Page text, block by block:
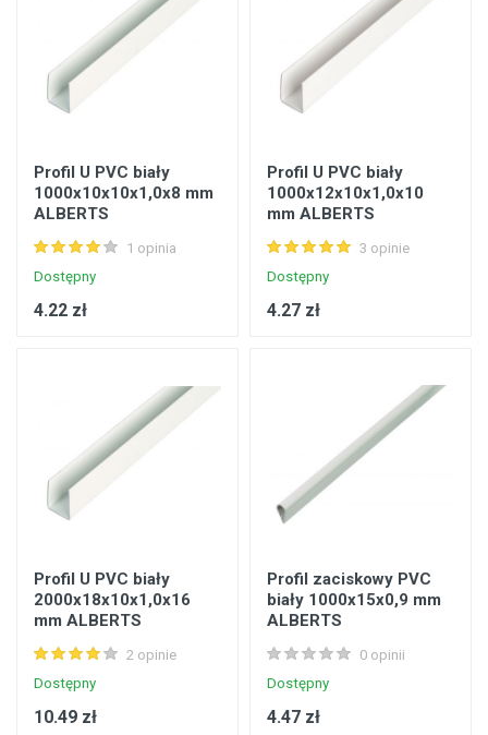
Profil U PVC biały
1000x10x10x1,0x8 mm
ALBERTS
1 opinia
Dostępny
4.22 zł
Profil U PVC biały
1000x12x10x1,0x10
mm ALBERTS
3 opinie
Dostępny
4.27 zł
Profil U PVC biały
2000x18x10x1,0x16
mm ALBERTS
2 opinie
Dostępny
10.49 zł
Profil zaciskowy PVC
biały 1000x15x0,9 mm
ALBERTS
0 opinii
Dostępny
4.47 zł